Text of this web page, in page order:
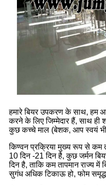
हमारे बियर उपकरण के साथ, हम
करने के लिए जिम्मेदार हैं, साथ ही
कुछ कच्चे माल (बेशक, आप स्वयं
किण्वन प्रक्रिया मुख्य रूप से कम
10 दिन -21 दिन है, कुछ जर्मन
दिन है, ताकि कम तापमान राज्य में
सुगंध अधिक टिकाऊ हो, फोम समृद्ध